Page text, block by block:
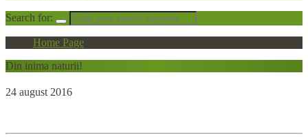
Search for:
Home Page
Din inima naturii!
24 august 2016